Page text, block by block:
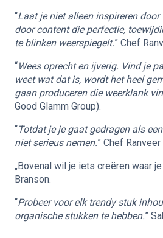
“Laat je niet alleen inspireren
door content die perfectie,
te blinken weerspiegelt.” Chef
“Wees oprecht en ijverig. Vind je
weet wat dat is, wordt het heel
gaan produceren die weerklank
Good Glamm Group).
“Totdat je je gaat gedragen als
niet serieus nemen.” Chef Ranveer
„Bovenal wil je iets creëren waar
Branson.
“Probeer voor elk trendy stuk
organische stukken te hebben.”